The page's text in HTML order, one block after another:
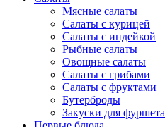
Мясные салаты
Салаты с курицей
Салаты с индейкой
Рыбные салаты
Овощные салаты
Салаты с грибами
Салаты с фруктами
Бутерброды
Закуски для фуршета